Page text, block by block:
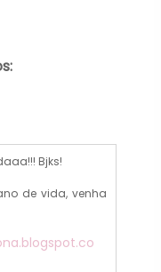
Bjks!
de vida, venha